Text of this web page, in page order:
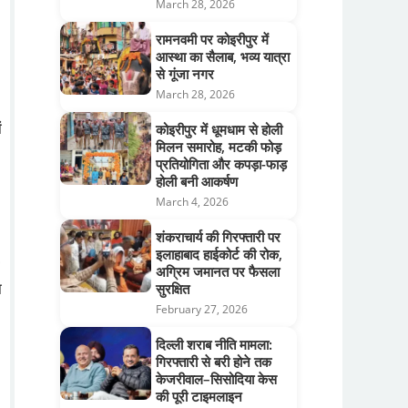
March 28, 2026
रामनवमी पर कोइरीपुर में
आस्था का सैलाब, भव्य यात्रा
से गूंजा नगर
March 28, 2026
कोइरीपुर में धूमधाम से होली
मिलन समारोह, मटकी फोड़
प्रतियोगिता और कपड़ा-फाड़
होली बनी आकर्षण
March 4, 2026
शंकराचार्य की गिरफ्तारी पर
इलाहाबाद हाईकोर्ट की रोक,
अग्रिम जमानत पर फैसला
सुरक्षित
February 27, 2026
दिल्ली शराब नीति मामला:
गिरफ्तारी से बरी होने तक
केजरीवाल–सिसोदिया केस
की पूरी टाइमलाइन